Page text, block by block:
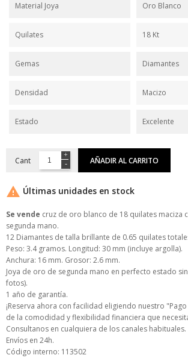
Material Joya Oro Blanco
Quilates 18 Kt
Gemas Diamantes
Densidad Macizo
Estado Excelente
Cant AÑADIR AL CARRITO
 Últimas unidades en stock
Se vende cruz de oro blanco de 18 quilates maciza
segunda mano.
12 Diamantes de talla brillante de 0.65 quilates
Peso: 3.4 gramos. Longitud: 30 mm (incluye argolla).
Anchura: 16 mm. Grosor: 2.6 mm.
Joya de oro de segunda mano en perfecto estado
fotos).
1 año de garantía.
¡Reserva ahora con facilidad eligiendo nuestro
de la comodidad y flexibilidad financiera que
Consultanos en cualquiera de los canales habituales.
Envíos en 24h.
Código interno: 113502